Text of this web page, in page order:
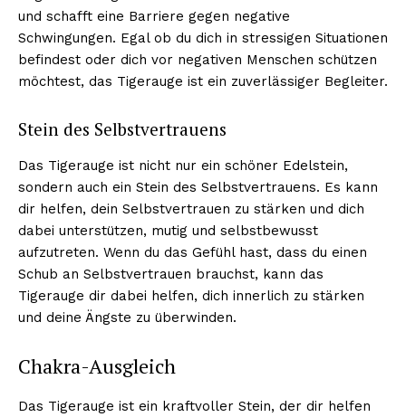
und schafft eine Barriere gegen negative
Schwingungen. Egal ob du dich in stressigen Situationen
befindest oder dich vor negativen Menschen schützen
möchtest, das Tigerauge ist ein zuverlässiger Begleiter.
Stein des Selbstvertrauens
Das Tigerauge ist nicht nur ein schöner Edelstein,
sondern auch ein Stein des Selbstvertrauens. Es kann
dir helfen, dein Selbstvertrauen zu stärken und dich
dabei unterstützen, mutig und selbstbewusst
aufzutreten. Wenn du das Gefühl hast, dass du einen
Schub an Selbstvertrauen brauchst, kann das
Tigerauge dir dabei helfen, dich innerlich zu stärken
und deine Ängste zu überwinden.
Chakra-Ausgleich
Das Tigerauge ist ein kraftvoller Stein, der dir helfen